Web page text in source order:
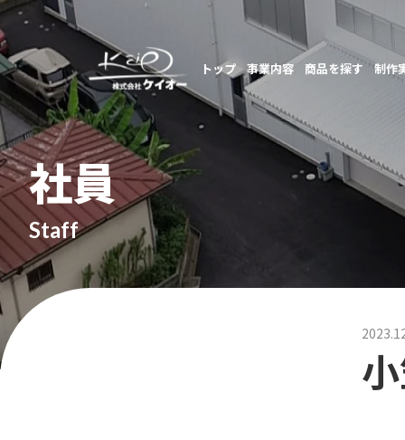
トップ 事業内容 商品を探す 制作
社員
Staff